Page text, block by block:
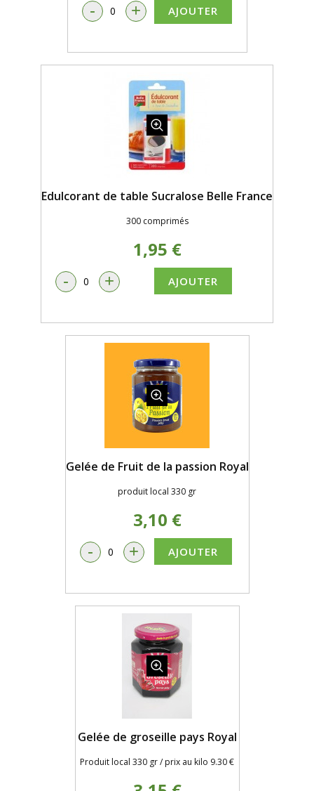
- + AJOUTER
Edulcorant de table Sucralose Belle France
300 comprimés
1,95 €
- + AJOUTER
Gelée de Fruit de la passion Royal
produit local 330 gr
3,10 €
- + AJOUTER
Gelée de groseille pays Royal
Produit local 330 gr / prix au kilo 9.30 €